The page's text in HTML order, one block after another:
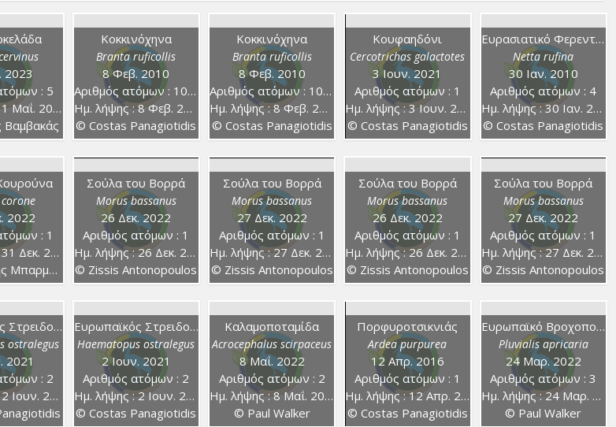
2023
: 5
Μαΐ. 2023
Κοκκινόχηνα
Branta ruficollis
8 Φεβ. 2010
Αριθμός ατόμων : 100+
Ημ. λήψης : 8 Φεβ. 2010
© Costas Panagiotidis
Κοκκινόχηνα
Branta ruficollis
8 Φεβ. 2010
Αριθμός ατόμων : 100+
Ημ. λήψης : 8 Φεβ. 2010
© Costas Panagiotidis
Κουφαηδόνι
Cercotrichas galactotes
3 Ιουν. 2021
Αριθμός ατόμων : 1
Ημ. λήψης : 3 Ιουν. 2021
© Costas Panagiotidis
Ευρασιατικό Φερεντίνι
Netta rufina
30 Ιαν. 2010
Αριθμός ατόμων : 4
Ημ. λήψης : 30 Ιαν. 2010
© Costas Panagiotidis
2022
: 1
Δεκ. 2022
Σούλα του Βορρά
Morus bassanus
26 Δεκ. 2022
Αριθμός ατόμων : 1
Ημ. λήψης : 26 Δεκ. 2022
© Zissis Antonopoulos
Σούλα του Βορρά
Morus bassanus
27 Δεκ. 2022
Αριθμός ατόμων : 1
Ημ. λήψης : 27 Δεκ. 2022
© Zissis Antonopoulos
Σούλα του Βορρά
Morus bassanus
26 Δεκ. 2022
Αριθμός ατόμων : 1
Ημ. λήψης : 26 Δεκ. 2022
© Zissis Antonopoulos
Σούλα του Βορρά
Morus bassanus
27 Δεκ. 2022
Αριθμός ατόμων : 1
Ημ. λήψης : 27 Δεκ. 2022
© Zissis Antonopoulos
Ευρωπαϊκός Στρειδοφάγος
ostralegus
2021
: 2
2021
Ευρωπαϊκός Στρειδοφάγος
Haematopus ostralegus
2 Ιουν. 2021
Αριθμός ατόμων : 2
Ημ. λήψης : 2 Ιουν. 2021
© Costas Panagiotidis
Καλαμοποταμίδα
Acrocephalus scirpaceus
8 Μαΐ. 2022
Αριθμός ατόμων : 2
Ημ. λήψης : 8 Μαΐ. 2022
© Paul Walker
Πορφυροτσικνιάς
Ardea purpurea
12 Απρ. 2016
Αριθμός ατόμων : 1
Ημ. λήψης : 12 Απρ. 2016
© Costas Panagiotidis
Ευρωπαϊκό Βροχοπούλι
Pluvialis apricaria
24 Μαρ. 2022
Αριθμός ατόμων : 3
Ημ. λήψης : 24 Μαρ. 2022
© Paul Walker